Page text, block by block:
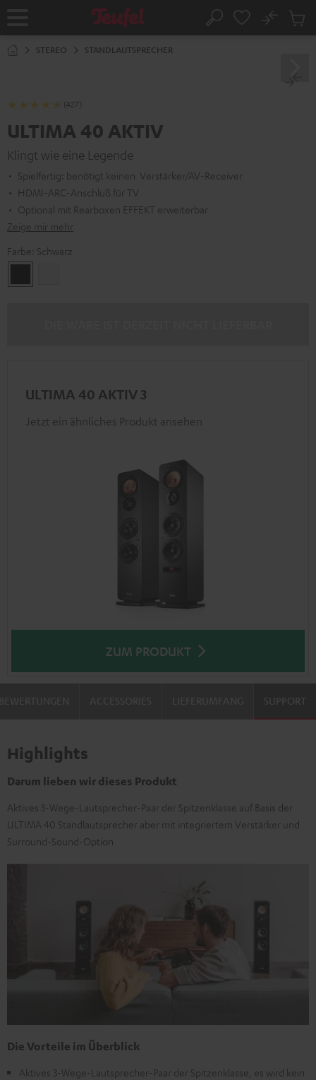
Startseite Suche
No
STEREO STANDLAUTSPRECHER
(427)
ULTIMA 40 AKTIV
Klingt wie eine Legende
Spielfertig: benötigt keinen Verstärker/AV-Receiver
HDMI-ARC-Anschluß für TV
Optional mit Rearboxen EFFEKT erweiterbar
Zeige mir mehr
Farbe: Schwarz
ULTIMA 40 AKTIV 3
Jetzt ein ähnliches Produkt ansehen
ZUM PRODUKT
SUPPORT
Highlights
Darum lieben wir dieses Produkt
Aktives 3-Wege-Lautsprecher-Paar der Spitzenklasse auf Basis der
ULTIMA 40 Standlautsprecher aber mit integriertem Verstärker und
Surround-Sound-Option
Die Vorteile im Überblick
Aktives 3-Wege-Lautsprecher-Paar der Spitzenklasse, es wird kein